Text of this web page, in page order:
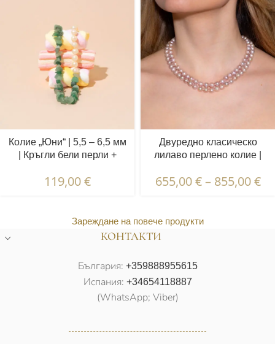
Колие „Юни“ | 5,5 – 6,5 мм
| Кръгли бели перли +
119,00€
Двуредно класическо
лилаво перлено колие |
655,00€ – 855,00€
Зареждане на повече продукти
КОНТАКТИ
България: +359888955615
Испания: +34654118887
(WhatsApp; Viber)